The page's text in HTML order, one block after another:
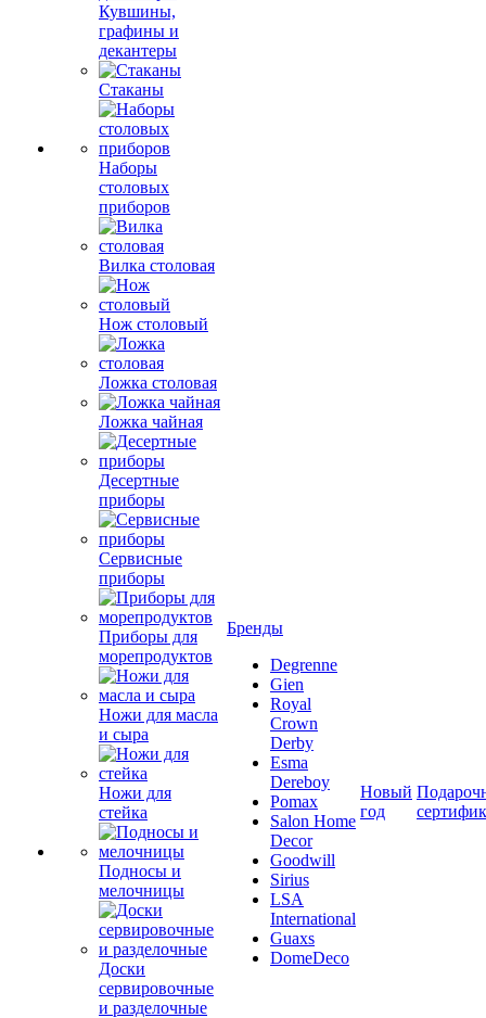
Кувшины,
графины и
декантеры
Стаканы
Наборы
столовых
приборов
Вилка столовая
Нож столовый
Ложка столовая
Ложка чайная
Десертные
приборы
Сервисные
приборы
Приборы для
морепродуктов
Ножи для масла
и сыра
Ножи для
стейка
Подносы и
мелочницы
Доски
сервировочные
и разделочные
Бренды
Degrenne
Gien
Royal
Crown
Derby
Esma
Dereboy
Pomax
Salon Home
Decor
Goodwill
Sirius
LSA
International
Guaxs
DomeDeco
Новый
год